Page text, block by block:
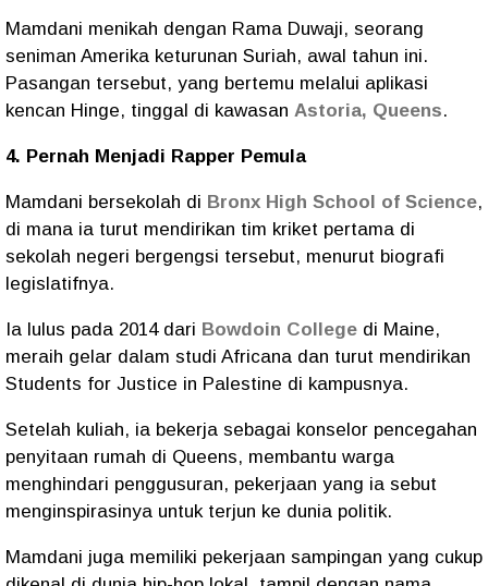
Mamdani menikah dengan Rama Duwaji, seorang
seniman Amerika keturunan Suriah, awal tahun ini.
Pasangan tersebut, yang bertemu melalui aplikasi
kencan Hinge, tinggal di kawasan Astoria, Queens.
4. Pernah Menjadi Rapper Pemula
Mamdani bersekolah di Bronx High School of Science,
di mana ia turut mendirikan tim kriket pertama di
sekolah negeri bergengsi tersebut, menurut biografi
legislatifnya.
Ia lulus pada 2014 dari Bowdoin College di Maine,
meraih gelar dalam studi Africana dan turut mendirikan
Students for Justice in Palestine di kampusnya.
Setelah kuliah, ia bekerja sebagai konselor pencegahan
penyitaan rumah di Queens, membantu warga
menghindari penggusuran, pekerjaan yang ia sebut
menginspirasinya untuk terjun ke dunia politik.
Mamdani juga memiliki pekerjaan sampingan yang cukup